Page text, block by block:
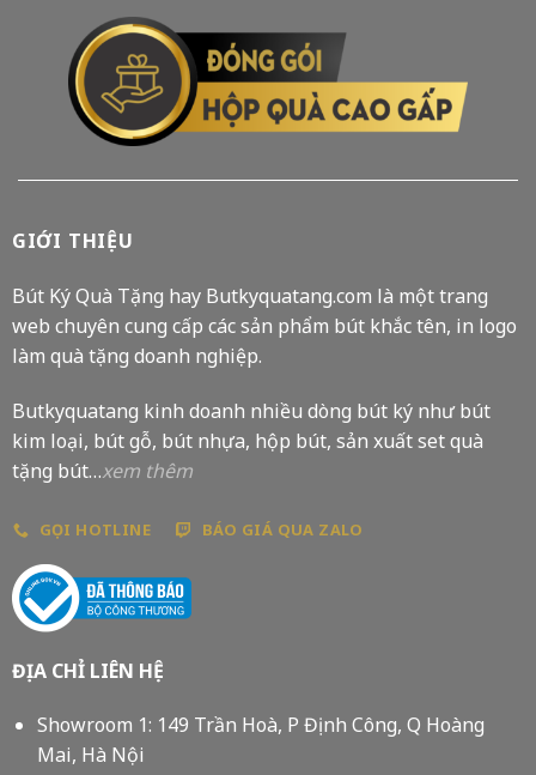
GIỚI THIỆU
Bút Ký Quà Tặng hay Butkyquatang.com là một trang
web chuyên cung cấp các sản phẩm bút khắc tên, in logo
làm quà tặng doanh nghiệp.
Butkyquatang kinh doanh nhiều dòng bút ký như bút
kim loại, bút gỗ, bút nhựa, hộp bút, sản xuất set quà
tặng bút…xem thêm
GỌI HOTLINE BÁO GIÁ QUA ZALO
ĐỊA CHỈ LIÊN HỆ
Showroom 1: 149 Trần Hoà, P Định Công, Q Hoàng
Mai, Hà Nội